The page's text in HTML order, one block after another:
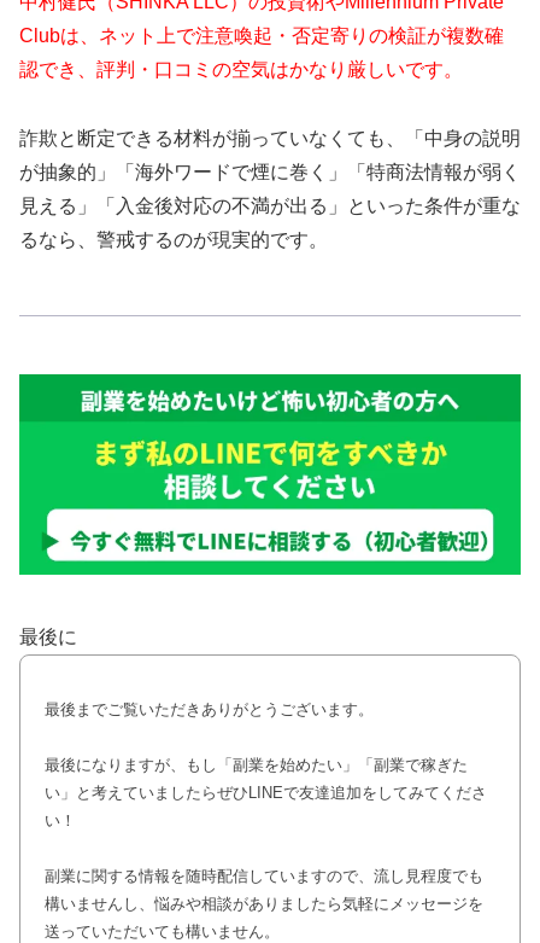
Clubは、ネット上で注意喚起・否定寄りの検証が複数確
認でき、評判・口コミの空気はかなり厳しいです。
詐欺と断定できる材料が揃っていなくても、「中身の説明
が抽象的」「海外ワードで煙に巻く」「特商法情報が弱く
見える」「入金後対応の不満が出る」といった条件が重な
るなら、警戒するのが現実的です。
最後に
最後までご覧いただきありがとうございます。
最後になりますが、もし「副業を始めたい」「副業で稼ぎた
い」と考えていましたらぜひLINEで友達追加をしてみてくださ
い！
副業に関する情報を随時配信していますので、流し見程度でも
構いませんし、悩みや相談がありましたら気軽にメッセージを
送っていただいても構いません。